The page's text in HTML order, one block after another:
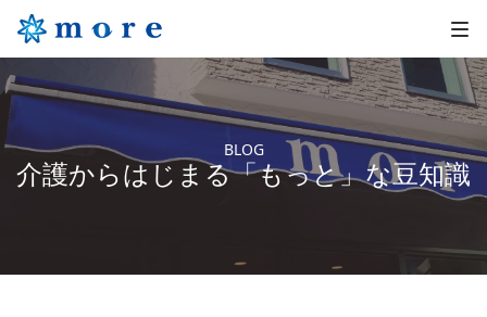
BLOG
介護からはじまる「もっと」な豆知識